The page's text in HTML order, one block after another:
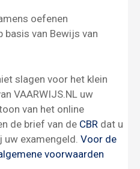
oefenen
basis van Bewijs van
slagen voor het klein
VAARWIJS.NL uw
van het online
de brief van de CBR dat u
examengeld. Voor de
voorwaarden